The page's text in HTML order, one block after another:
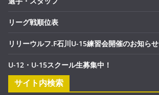
リーグ戦順位表
リリーウルフ.F石川U-15練習会開催のお知らせ
U-12・U-15スクール生募集中！
サイト内検索